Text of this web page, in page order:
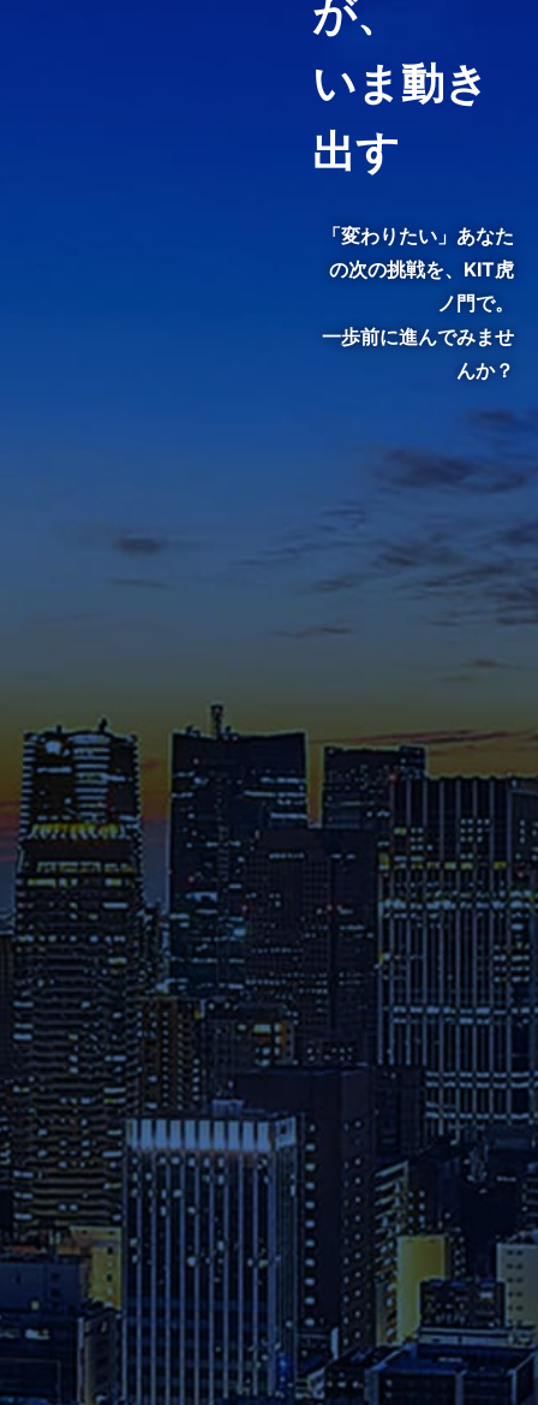
さらには教員のメッセージ等を
ご覧ください。
ゼミ指導Pickup
深い議論と発表の繰り返しが専
門性と実践力を高める。
募集要項
本学へのご出願を検討されてい
る方は、お早めに出願期間・試
験日程・提出書類・納入金など
の詳細をご確認ください。
資料請求
が、
いま動き
出す
「変わりたい」あなた
の次の挑戦を、 KIT虎
ノ門で。
一歩前に進んでみませ
んか？